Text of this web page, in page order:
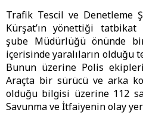
Trafik Tescil ve Denetleme
Kürşat’ın yönettiği
şube Müdürlüğü önünde
içerisinde yaralıların olduğu
Bunun üzerine Polis
Araçta bir sürücü ve arka
olduğu bilgisi üzerine 112
Savunma ve İtfaiyenin olay